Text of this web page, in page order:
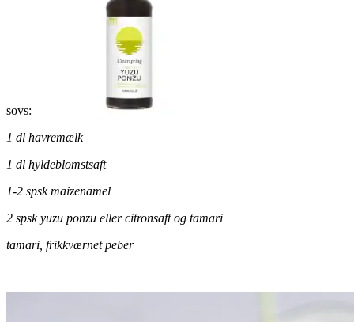
sovs:
1 dl havremælk
1 dl hyldeblomstsaft
1-2 spsk maizenamel
2 spsk yuzu ponzu eller citronsaft og tamari
tamari, frikkværnet peber